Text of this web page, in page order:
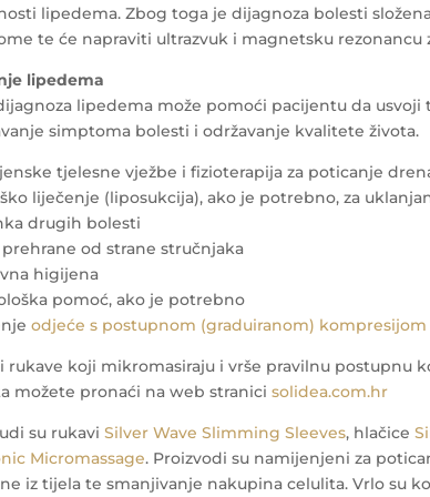
lipedema. Zbog toga je dijagnoza bolesti
te će napraviti ultrazvuk i magnetsku rezonancu
lipedema
lipedema može pomoći pacijentu da
simptoma bolesti i održavanje kvalitete života.
tjelesne vježbe i fizioterapija za poticanje
liječenje (liposukcija), ako je potrebno, za
drugih bolesti
prehrane od strane stručnjaka
higijena
pomoć, ako je potrebno
odjeće s postupnom (graduiranom) kompresijom
rukave koji mikromasiraju i vrše pravilnu postupnu
možete pronaći na web stranicisolidea.com.hr
su rukaviSilver Wave Slimming Sleeves, hlačice
Micromassage. Proizvodi su namijenjeni za
iz tijela te smanjivanje nakupina celulita. Vrlo su